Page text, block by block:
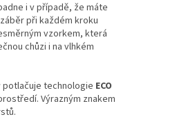
i v případě, že máte
při každém kroku
vzorkem, která
chůzi i na vlhkém
potlačuje technologie ECO
Výrazným znakem